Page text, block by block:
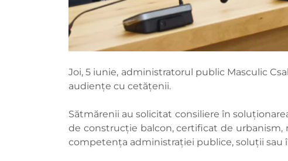
Joi, 5 iunie, administratorul public Masculic
audiențe cu cetățenii.
Sătmărenii au solicitat consiliere în
de construcție balcon, certificat de
competența administrației publice, soluții sau